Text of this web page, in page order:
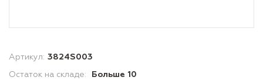
Артикул: 3824S003
Остаток на складе: Больше 10